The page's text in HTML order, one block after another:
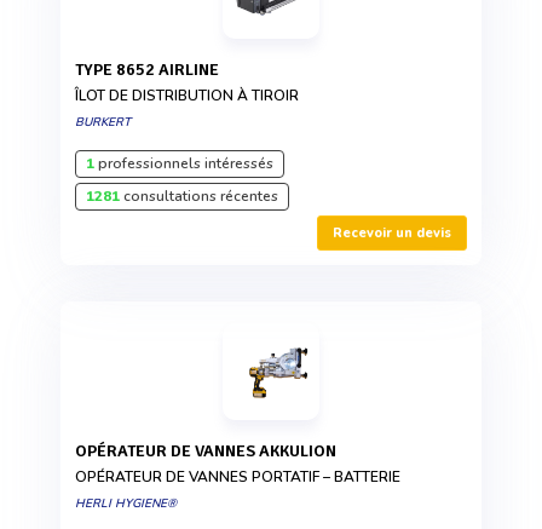
TYPE 8652 AIRLINE
ÎLOT DE DISTRIBUTION À TIROIR
BURKERT
1professionnels intéressés
1281consultations récentes
Recevoir un devis
OPÉRATEUR DE VANNES AKKULION
OPÉRATEUR DE VANNES PORTATIF – BATTERIE
HERLI HYGIENE®